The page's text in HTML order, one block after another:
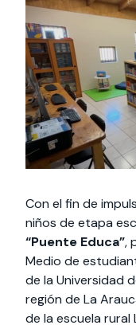
cursos
Especialidades
estadías
Te puede
interesar:
interesar:
vinculación
sociedad
Extensión
Te puede
intercambio
Servicios y
Te puede
interesar:
Con el fin de
niños de etapa
“Puente Educa”,
Medio de
de la Universidad
región de La
de la escuela rural